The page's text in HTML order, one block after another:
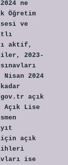
ne
Öğretim
ve
aktif,
2023-
2024
açık
Açık Lise
için açık
ise